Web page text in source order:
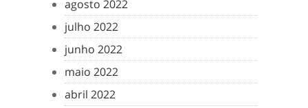
agosto 2022
julho 2022
junho 2022
maio 2022
abril 2022